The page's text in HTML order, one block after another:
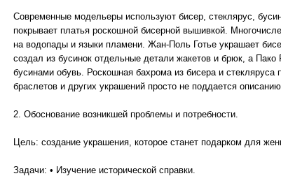
Современные модельеры используют бисер, стеклярус,
покрывает платья роскошной бисерной вышивкой.
на водопады и языки пламени. Жан-Поль Готье украшает
создал из бусинок отдельные детали жакетов и брюк, а
бусинами обувь. Роскошная бахрома из бисера и
браслетов и других украшений просто не поддается
2. Обоснование возникшей проблемы и потребности.
Цель: создание украшения, которое станет подарком для
Задачи: • Изучение исторической справки.